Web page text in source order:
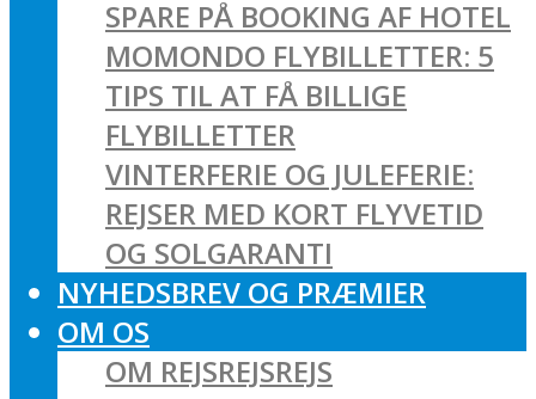
SPARE PÅ BOOKING AF HOTEL
MOMONDO FLYBILLETTER: 5
TIPS TIL AT FÅ BILLIGE
FLYBILLETTER
VINTERFERIE OG JULEFERIE:
REJSER MED KORT FLYVETID
OG SOLGARANTI
NYHEDSBREV OG PRÆMIER
OM OS
OM REJSREJSREJS